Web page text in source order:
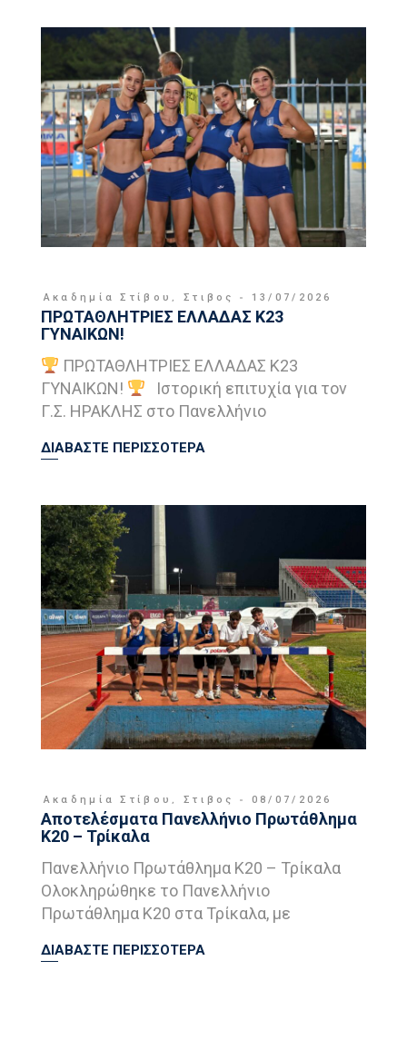
Ακαδημία Στίβου , Στιβος 13/07/2026
ΠΡΩΤΑΘΛΗΤΡΙΕΣ ΕΛΛΑΔΑΣ Κ23
ΓΥΝΑΙΚΩΝ!
ΠΡΩΤΑΘΛΗΤΡΙΕΣ ΕΛΛΑΔΑΣ Κ23
ΓΥΝΑΙΚΩΝ!
Ιστορική επιτυχία για τον
Γ.Σ. ΗΡΑΚΛΗΣ στο Πανελλήνιο
ΔΙΑΒΑΣΤΕ ΠΕΡΙΣΣΟΤΕΡΑ
Ακαδημία Στίβου , Στιβος 08/07/2026
Αποτελέσματα Πανελλήνιο Πρωτάθλημα
Κ20 – Τρίκαλα
Πανελλήνιο Πρωτάθλημα Κ20 – Τρίκαλα
Ολοκληρώθηκε το Πανελλήνιο
Πρωτάθλημα Κ20 στα Τρίκαλα, με
ΔΙΑΒΑΣΤΕ ΠΕΡΙΣΣΟΤΕΡΑ